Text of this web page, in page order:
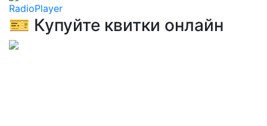
RadioPlayer
🎫 Купуйте квитки онлайн